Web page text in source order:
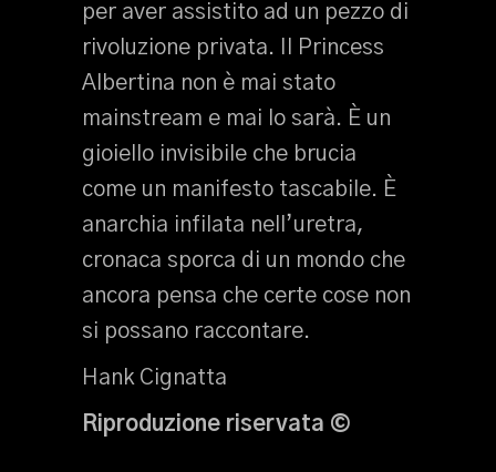
per aver assistito ad un pezzo di
rivoluzione privata. Il Princess
Albertina non è mai stato
mainstream e mai lo sarà. È un
gioiello invisibile che brucia
come un manifesto tascabile. È
anarchia infilata nell’uretra,
cronaca sporca di un mondo che
ancora pensa che certe cose non
si possano raccontare.
Hank Cignatta
Riproduzione riservata ©